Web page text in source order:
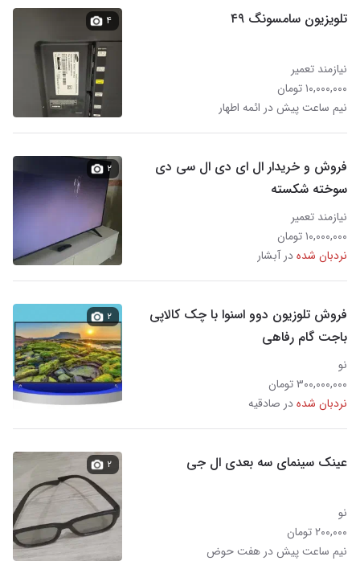
تلویزیون سامسونگ ۴۹
نیازمند تعمیر
۱۰,۰۰۰,۰۰۰ تومان
نیم ساعت پیش در ائمه اطهار
۴
فروش و خریدار ال ای دی ال سی دی
سوخته شکسته
نیازمند تعمیر
۱۰,۰۰۰,۰۰۰ تومان
نردبان شدهدر آبشار
۲
فروش تلوزیون دوو اسنوا با چک کالاپی
باجت گام رفاهی
نو
۳۰۰,۰۰۰,۰۰۰ تومان
نردبان شدهدر صادقیه
۲
عینک سینمای سه بعدی ال جی
نو
۲۰۰,۰۰۰ تومان
نیم ساعت پیش در هفت حوض
۲